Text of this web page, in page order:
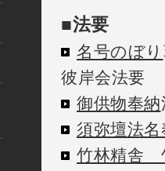
■法要
名号のぼり
彼岸会法要
御供物奉納
須弥壇法
竹林精舎